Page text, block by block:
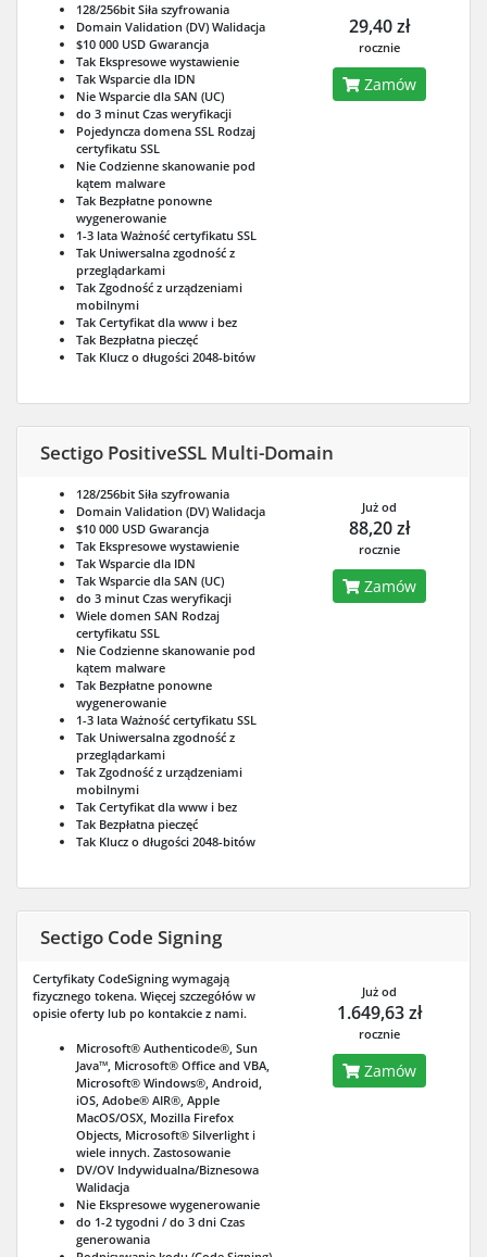
128/256bit Siła szyfrowania
Domain Validation (DV) Walidacja
$10 000 USD Gwarancja
Tak Ekspresowe wystawienie
Tak Wsparcie dla IDN
Nie Wsparcie dla SAN (UC)
do 3 minut Czas weryfikacji
Pojedyncza domena SSL Rodzaj
certyfikatu SSL
Nie Codzienne skanowanie pod
kątem malware
Tak Bezpłatne ponowne
wygenerowanie
1-3 lata Ważność certyfikatu SSL
Tak Uniwersalna zgodność z
przeglądarkami
Tak Zgodność z urządzeniami
mobilnymi
Tak Certyfikat dla www i bez
Tak Bezpłatna pieczęć
Tak Klucz o długości 2048-bitów
29,40 zł
rocznie
Zamów
Sectigo PositiveSSL Multi-Domain
128/256bit Siła szyfrowania
Domain Validation (DV) Walidacja
$10 000 USD Gwarancja
Tak Ekspresowe wystawienie
Tak Wsparcie dla IDN
Tak Wsparcie dla SAN (UC)
do 3 minut Czas weryfikacji
Wiele domen SAN Rodzaj
certyfikatu SSL
Nie Codzienne skanowanie pod
kątem malware
Tak Bezpłatne ponowne
wygenerowanie
1-3 lata Ważność certyfikatu SSL
Tak Uniwersalna zgodność z
przeglądarkami
Tak Zgodność z urządzeniami
mobilnymi
Tak Certyfikat dla www i bez
Tak Bezpłatna pieczęć
Tak Klucz o długości 2048-bitów
Już od
88,20 zł
rocznie
Zamów
Sectigo Code Signing
Certyfikaty CodeSigning wymagają
fizycznego tokena. Więcej szczegółów w
opisie oferty lub po kontakcie z nami.
Microsoft® Authenticode®, Sun
Java™, Microsoft® Office and VBA,
Microsoft® Windows®, Android,
iOS, Adobe® AIR®, Apple
MacOS/OSX, Mozilla Firefox
Objects, Microsoft® Silverlight i
wiele innych. Zastosowanie
DV/OV Indywidualna/Biznesowa
Walidacja
Nie Ekspresowe wygenerowanie
do 1-2 tygodni / do 3 dni Czas
generowania
Już od
1.649,63 zł
rocznie
Zamów